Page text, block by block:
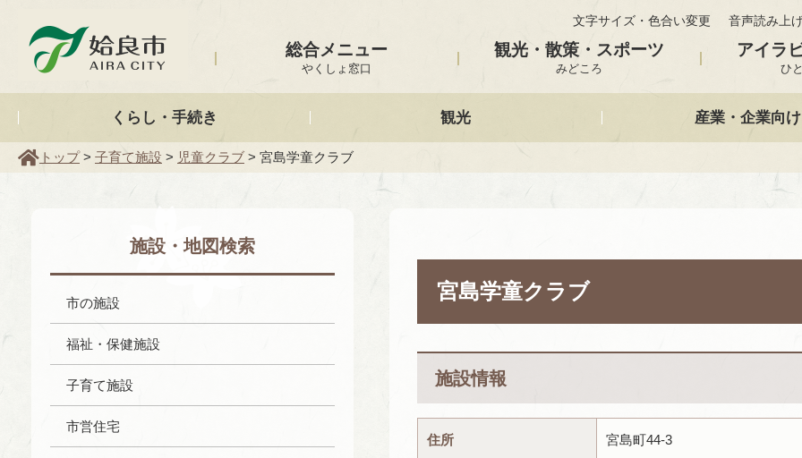
文字サイズ・色合い変更 音声読み上
総合メニュー
やくしょ窓口
観光・散策・スポーツ
みどころ
アイラ
ひ
くらし・手続き 観光 産業・企業向け
トップ> 子育て施設 > 児童クラブ > 宮島学童クラブ
施設・地図検索
市の施設
福祉・保健施設
子育て施設
市営住宅
宮島学童クラブ
施設情報
住所 宮島町44-3